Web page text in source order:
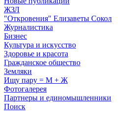
ЖЗЛ
"Откровения" Елизаветы Сокол
Журналистика
Бизнес
Культура и искусство
Здоровье и красота
Гражданское общество
Земляки
Ищу пару = М + Ж
Фотогалерея
Партнеры и единомышленники
Поиск